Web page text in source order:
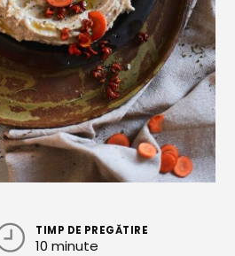
TIMP DE PREGĂTIRE
10 minute